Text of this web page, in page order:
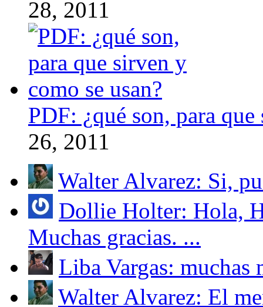
28, 2011
PDF: ¿qué son, para
26, 2011
Walter Alvarez: Si,
Dollie Holter: Hola,
Muchas gracias. ...
Liba Vargas: muchas
Walter Alvarez: El